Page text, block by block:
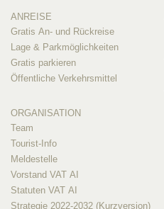
ANREISE
Gratis An- und Rückreise
Lage & Parkmöglichkeiten
Gratis parkieren
Öffentliche Verkehrsmittel
ORGANISATION
Team
Tourist-Info
Meldestelle
Vorstand VAT AI
Statuten VAT AI
Strategie 2022-2032 (Kurzversion)